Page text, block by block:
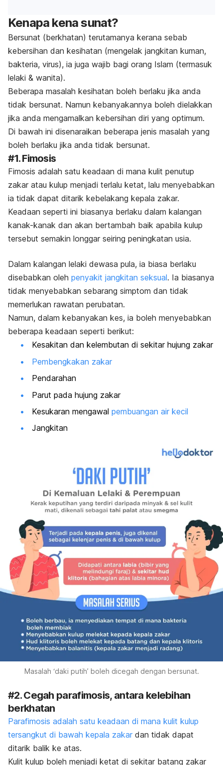
Kenapa kena sunat?
Bersunat (berkhatan) terutamanya kerana sebab
kebersihan dan kesihatan (mengelak jangkitan kuman,
bakteria, virus), ia juga wajib bagi orang Islam (termasuk
lelaki & wanita).
Beberapa masalah kesihatan boleh berlaku jika anda
tidak bersunat. Namun kebanyakannya boleh dielakkan
jika anda mengamalkan kebersihan diri yang optimum.
Di bawah ini disenaraikan beberapa jenis masalah yang
boleh berlaku jika anda tidak bersunat.
#1. Fimosis
Fimosis adalah satu keadaan di mana kulit penutup
zakar atau kulup menjadi terlalu ketat, lalu menyebabkan
ia tidak dapat ditarik kebelakang kepala zakar.
Keadaan seperti ini biasanya berlaku dalam kalangan
kanak-kanak dan akan bertambah baik apabila kulup
tersebut semakin longgar seiring peningkatan usia.
Dalam kalangan lelaki dewasa pula, ia biasa berlaku
disebabkan oleh penyakit jangkitan seksual. Ia biasanya
tidak menyebabkan sebarang simptom dan tidak
memerlukan rawatan perubatan.
Namun, dalam kebanyakan kes, ia boleh menyebabkan
beberapa keadaan seperti berikut:
Kesakitan dan kelembutan di sekitar hujung zakar
Pembengkakan zakar
Pendarahan
Parut pada hujung zakar
Kesukaran mengawal pembuangan air kecil
Jangkitan
Masalah ‘daki putih’ boleh dicegah dengan bersunat.
#2. Cegah parafimosis, antara kelebihan
berkhatan
Parafimosis adalah satu keadaan di mana kulit kulup
tersangkut di bawah kepala zakar dan tidak dapat
ditarik balik ke atas.
Kulit kulup boleh menjadi ketat di sekitar batang zakar